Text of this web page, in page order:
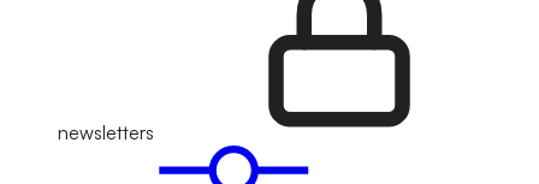
newsletters